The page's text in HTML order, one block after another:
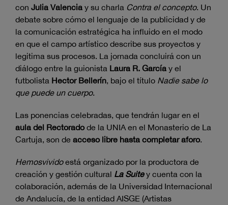
con Julia Valencia y su charla Contra el concepto. Un
debate sobre cómo el lenguaje de la publicidad y de
la comunicación estratégica ha influido en el modo
en que el campo artístico describe sus proyectos y
legitima sus procesos. La jornada concluirá con un
diálogo entre la guionista Laura R. García y el
futbolista Hector Bellerín, bajo el título Nadie sabe lo
que puede un cuerpo.
Las ponencias celebradas, que tendrán lugar en el
aula del Rectoradode la UNIA en el Monasterio de La
Cartuja, son de acceso libre hasta completar aforo.
Hemosvividoestá organizado por la productora de
creación y gestión cultural La Suitey cuenta con la
colaboración, además de la Universidad Internacional
de Andalucía, de la entidad AISGE (Artistas